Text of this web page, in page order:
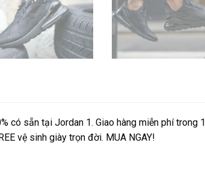
có sẵn tại Jordan 1. Giao hàng miễn phí trong 1
vệ sinh giày trọn đời. MUA NGAY!